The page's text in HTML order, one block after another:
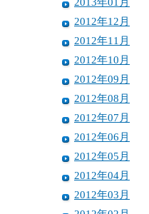
2012年12月
2012年11月
2012年10月
2012年09月
2012年08月
2012年07月
2012年06月
2012年05月
2012年04月
2012年03月